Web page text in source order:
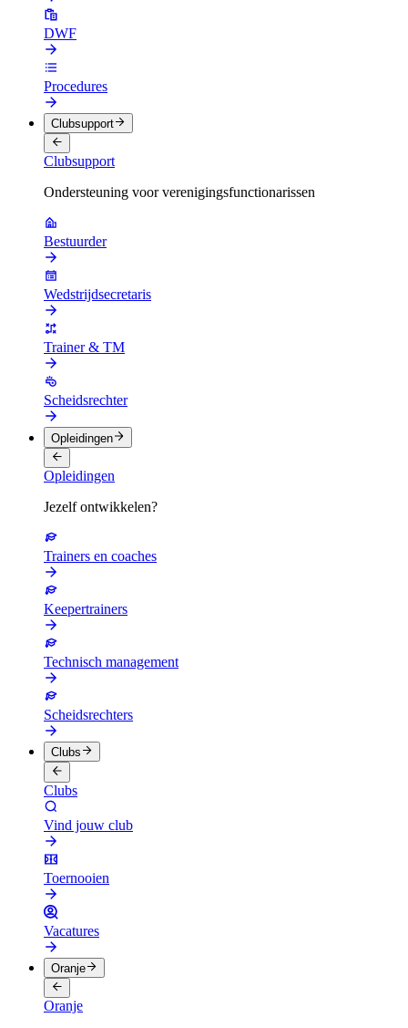
DWF
Procedures
Clubsupport
Clubsupport
Ondersteuning voor verenigingsfunctionarissen
Bestuurder
Wedstrijdsecretaris
Trainer & TM
Scheidsrechter
Opleidingen
Opleidingen
Jezelf ontwikkelen?
Trainers en coaches
Keepertrainers
Technisch management
Scheidsrechters
Clubs
Clubs
Vind jouw club
Toernooien
Vacatures
Oranje
Oranje